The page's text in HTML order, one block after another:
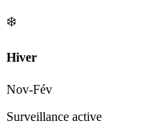
❄️
Hiver
Nov-Fév
Surveillance active